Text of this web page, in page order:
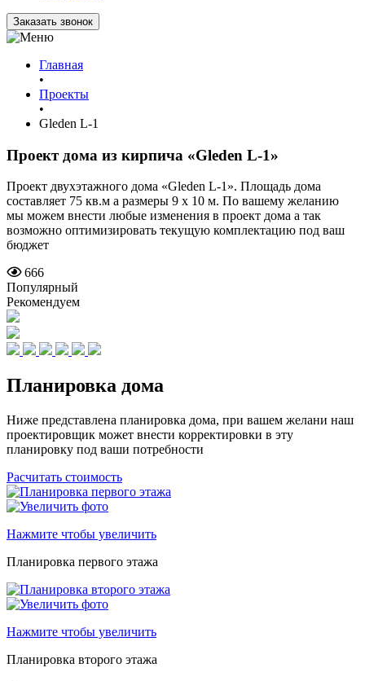
Заказать звонок
Главная
•
Проекты
•
Gleden L-1
Проект дома из кирпича «Gleden L-1»
Проект двухэтажного дома «Gleden L-1». Площадь дома
составляет 75 кв.м а размеры 9 x 10 м. По вашему желанию
мы можем внести любые изменения в проект дома а так
возможно оптимизировать текущую комплектацию под ваш
бюджет
666
Популярный
Рекомендуем
Планировка дома
Ниже представлена планировка дома, при вашем желани наш
проектировщик может внести корректировки в эту
планировку под ваши потребности
Расчитать стоимость
Нажмите чтобы увеличить
Планировка первого этажа
Нажмите чтобы увеличить
Планировка второго этажа